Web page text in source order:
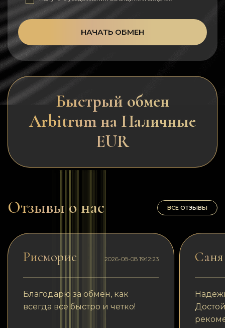
НАЧАТЬ ОБМЕН
Быстрый обмен
Arbitrum на Наличные
EUR
Отзывы о нас ВСЕ ОТЗЫВЫ
Рисморис 2026-08-08 19:12:23
Благодарю за обмен, как
всегда все быстро и четко!
Саня